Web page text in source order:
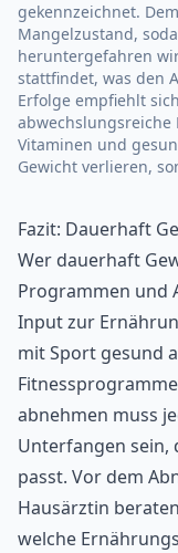
gekennzeichnet.
Mangelzustand,
heruntergefahren
stattfindet, was den
Erfolge empfiehlt
abwechslungsreiche
Vitaminen und
Gewicht verlieren,
Fazit: Dauerhaft
Wer dauerhaft
Programmen und
Input zur
mit Sport gesund
abnehmen muss
Unterfangen sein,
passt. Vor dem
Hausärztin
welche